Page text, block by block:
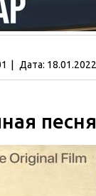
Дата: 18.01.2022